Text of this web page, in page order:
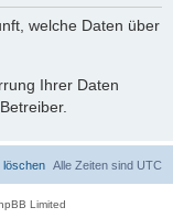
welche Daten über
Ihrer Daten
Alle Zeiten sind UTC
löschen
Limited